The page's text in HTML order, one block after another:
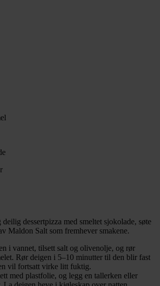
dessertpizza med smeltet sjokolade, søte
Maldon Salt som fremhever smakene.
i vannet, tilsett salt og olivenolje, og rør
Rør deigen i 5–10 minutter til den blir fast
vil fortsatt virke litt fuktig.
med plastfolie, og legg en tallerken eller